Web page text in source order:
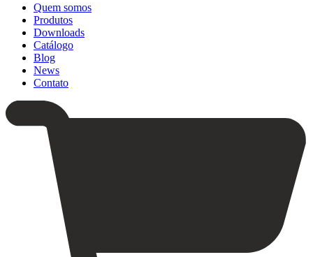
Quem somos
Produtos
Downloads
Catálogo
Blog
News
Contato